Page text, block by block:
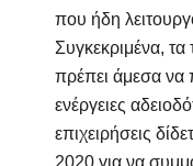
που ήδη
Συγκεκριμένα, τα
πρέπει άμεσα να
ενέργειες
επιχειρήσεις
2020 για να